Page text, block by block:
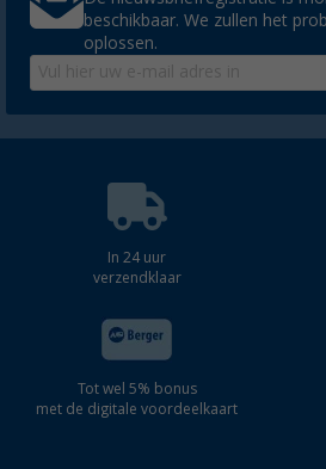
beschikbaar. We zullen het
oplossen.
In 24 uur
verzendklaar
Tot wel 5% bonus
met de digitale voordeelkaart